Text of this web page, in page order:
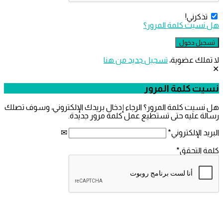
كلمة المرور؟
عضوية،‫تسجيل جديد من هنا
كلمة المرور
كلمة المرور؟ الرجاء إدخال بريدك الإلكتروني، وسوف تصلك
عليه حتى تستطيع عمل كلمة مرور جديدة.
الإلكتروني*
التحقق*